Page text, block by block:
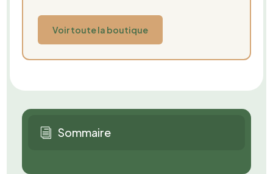
Voir toute la boutique
i Sommaire